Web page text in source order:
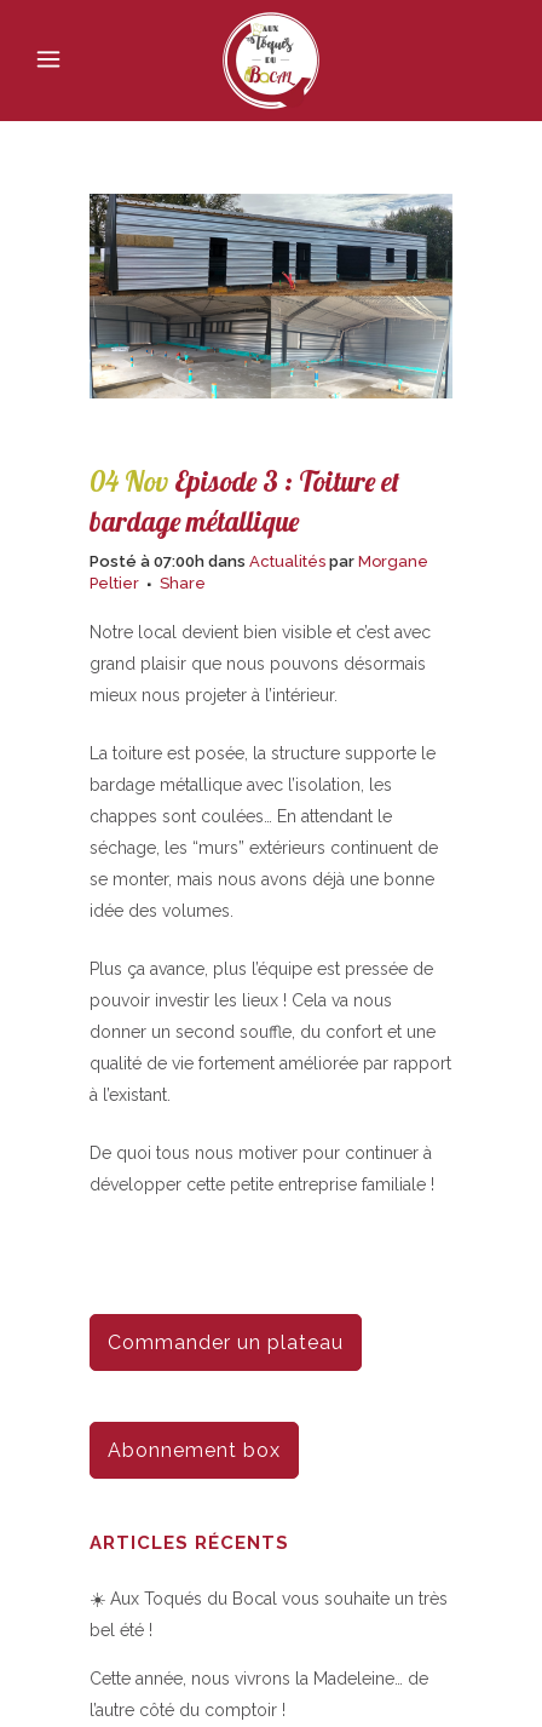
04 Nov Episode 3 : Toiture et
bardage métallique
Posté à 07:00h dans Actualités par Morgane
Peltier
Share
Notre local devient bien visible et c’est avec
grand plaisir que nous pouvons désormais
mieux nous projeter à l’intérieur.
La toiture est posée, la structure supporte le
bardage métallique avec l’isolation, les
chappes sont coulées… En attendant le
séchage, les “murs” extérieurs continuent de
se monter, mais nous avons déjà une bonne
idée des volumes.
Plus ça avance, plus l’équipe est pressée de
pouvoir investir les lieux ! Cela va nous
donner un second souffle, du confort et une
qualité de vie fortement améliorée par rapport
à l’existant.
De quoi tous nous motiver pour continuer à
développer cette petite entreprise familiale !
Commander un plateau
Abonnement box
ARTICLES RÉCENTS
☀️ Aux Toqués du Bocal vous souhaite un très
bel été !
Cette année, nous vivrons la Madeleine… de
l’autre côté du comptoir !